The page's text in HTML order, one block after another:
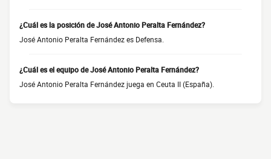
¿Cuál es la posición de José Antonio Peralta Fernández?
José Antonio Peralta Fernández es Defensa.
¿Cuál es el equipo de José Antonio Peralta Fernández?
José Antonio Peralta Fernández juega en Ceuta II (España).